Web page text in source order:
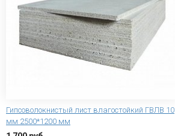
Гипсоволокнистый лист влагостойкий ГВЛВ 10
мм 2500*1200 мм